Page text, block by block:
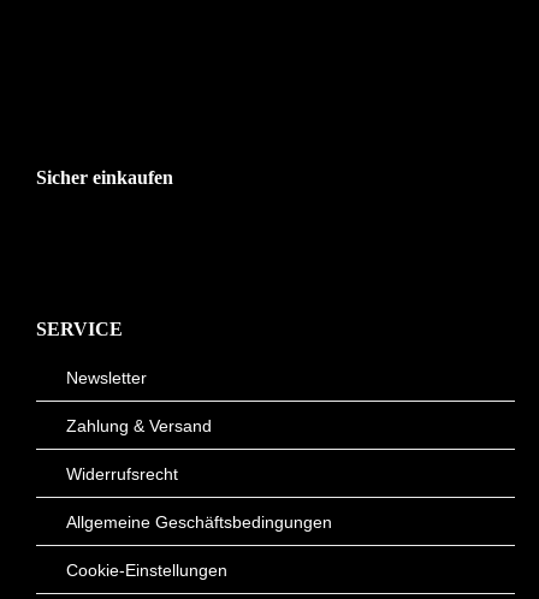
Sicher einkaufen
SERVICE
Newsletter
Zahlung & Versand
Widerrufsrecht
Allgemeine Geschäftsbedingungen
Cookie-Einstellungen